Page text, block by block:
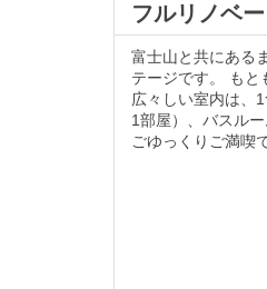
フルリノベ
富士山と共にある
テージです。 もと
広々しい室内は、
1部屋）、バスル
ごゆっくりご満喫